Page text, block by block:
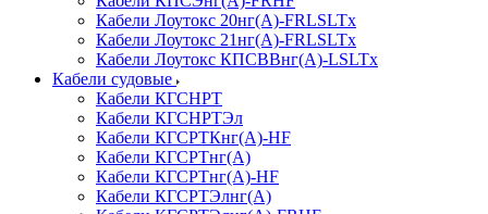
Кабели Лоутокс 20нг(А)-FRLSLTx
Кабели Лоутокс 21нг(А)-FRLSLTx
Кабели Лоутокс КПСВВнг(А)-LSLTx
Кабели судовые
Кабели КГСНРТ
Кабели КГСНРТЭл
Кабели КГСРТКнг(А)-HF
Кабели КГСРТнг(А)
Кабели КГСРТнг(А)-HF
Кабели КГСРТЭлнг(А)